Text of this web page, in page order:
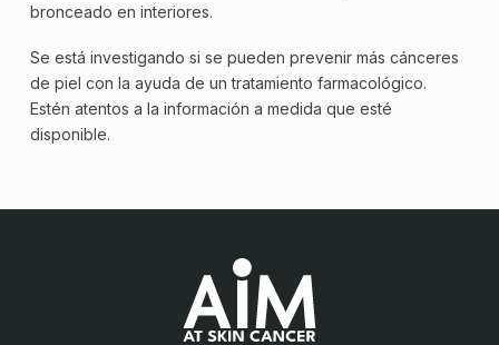
bronceado en interiores.
Se está investigando si se pueden prevenir más cánceres
de piel con la ayuda de un tratamiento farmacológico.
Estén atentos a la información a medida que esté
disponible.